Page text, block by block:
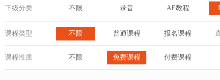
下级分类 不限 录音 AE教程
课程类型 不限 普通课程 报名课程
课程性质 不限 免费课程 付费课程